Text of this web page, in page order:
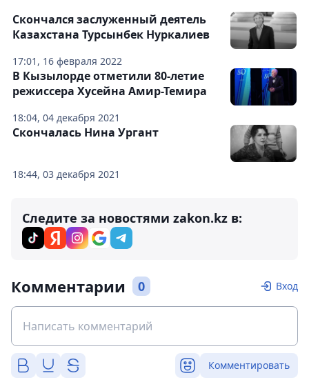
17:01, 16 февраля 2022
Скончался заслуженный деятель
Казахстана Турсынбек Нуркалиев
18:04, 04 декабря 2021
В Кызылорде отметили 80-летие
режиссера Хусейна Амир-Темира
18:44, 03 декабря 2021
Скончалась Нина Ургант
Следите за новостями zakon.kz в:
Комментарии 0 Вход
Комментировать